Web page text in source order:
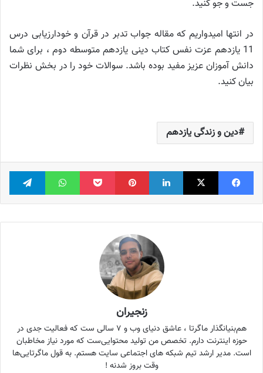
جست و جو کنید.
در انتها امیدواریم که مقاله جواب تدبر در قرآن و خودارزیابی درس
11 یازدهم عزت نفس کتاب دینی یازدهم متوسطه دوم ، برای شما
دانش آموزان عزیز مفید بوده باشد. سوالات خود را در بخش نظرات
بیان کنید.
دین و زندگی یازدهم
فیس بوک X لینکدین ‫پین‌ترست پاکت واتس آپ
زنجیران
هم‌بنیانگذار ماگرتا ، عاشق دنیای وب و ۷ سالی ست که فعالیت جدی در
حوزه اینترنت دارم. تخصص من تولید محتوایی‌ست که مورد نیاز مخاطبان
است. مدیر ارشد تیم شبکه های اجتماعی سایت هستم. به قول ماگرتایی‌ها
وقت بروز شدنه !